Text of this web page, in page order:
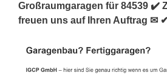
Großraumgaragen für 84539 ✔️
freuen uns auf Ihren Auftrag ✉